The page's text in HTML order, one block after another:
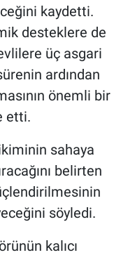
kaydetti.
desteklere de
üç asgari
ardından
önemli bir
etti.
sahaya
belirten
söyledi.
kalıcı